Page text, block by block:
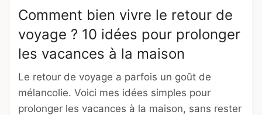
Comment bien vivre le retour de
voyage ? 10 idées pour prolonger
les vacances à la maison
Le retour de voyage a parfois un goût de
mélancolie. Voici mes idées simples pour
prolonger les vacances à la maison, sans rester